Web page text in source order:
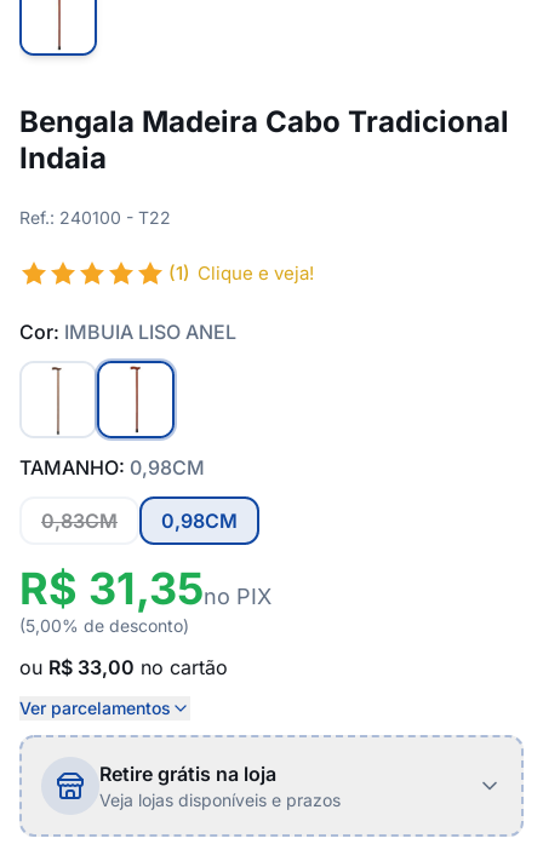
Bengala Madeira Cabo Tradicional
Indaia
Ref.: 240100 - T22
(1) Clique e veja!
Cor: IMBUIA LISO ANEL
TAMANHO: 0,98CM
0,83CM 0,98CM
R$ 31,35no PIX
(5,00% de desconto)
ou R$ 33,00 no cartão
Ver parcelamentos
Retire grátis na loja
Veja lojas disponíveis e prazos